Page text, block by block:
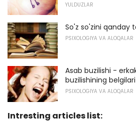
YULDUZLAR
So'z so'zini qanday
PSIXOLOGIYA VA ALOQALAR
Asab buzilishi -
buzilishining
PSIXOLOGIYA VA ALOQALAR
Intresting articles list: